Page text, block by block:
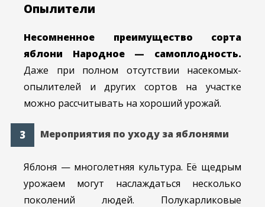
Опылители
Несомненное преимущество сорта
яблони Народное — самоплодность.
Даже при полном отсутствии насекомых-
опылителей и других сортов на участке
можно рассчитывать на хороший урожай.
Мероприятия по уходу за яблонями
Яблоня — многолетняя культура. Её щедрым
урожаем могут наслаждаться несколько
поколений людей. Полукарликовые